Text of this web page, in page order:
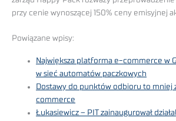
przy cenie wynoszącej 150% ceny emisyjnej
Powiązane wpisy:
Największa platforma e-commerce w
w sieć automatów paczkowych
Dostawy do punktów odbioru to mniej
commerce
Łukasiewicz – PIT zainaugurował